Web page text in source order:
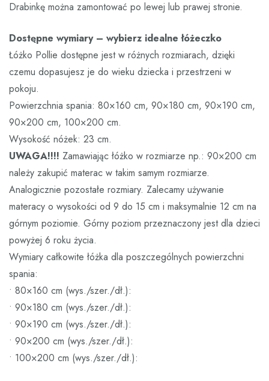
Drabinkę można zamontować po lewej lub prawej stronie.
Dostępne wymiary – wybierz idealne łóżeczko
Łóżko Pollie dostępne jest w różnych rozmiarach, dzięki
czemu dopasujesz je do wieku dziecka i przestrzeni w
pokoju.
Powierzchnia spania: 80×160 cm, 90×180 cm, 90×190 cm,
90×200 cm, 100×200 cm.
Wysokość nóżek: 23 cm.
UWAGA!!!! Zamawiając łóżko w rozmiarze np.: 90×200 cm
należy zakupić materac w takim samym rozmiarze.
Analogicznie pozostałe rozmiary. Zalecamy używanie
materacy o wysokości od 9 do 15 cm i maksymalnie 12 cm na
górnym poziomie. Górny poziom przeznaczony jest dla dzieci
powyżej 6 roku życia.
Wymiary całkowite łóżka dla poszczególnych powierzchni
spania:
• 80×160 cm (wys./szer./dł.):
• 90×180 cm (wys./szer./dł.):
• 90×190 cm (wys./szer./dł.):
• 90×200 cm (wys./szer./dł.):
• 100×200 cm (wys./szer./dł.):